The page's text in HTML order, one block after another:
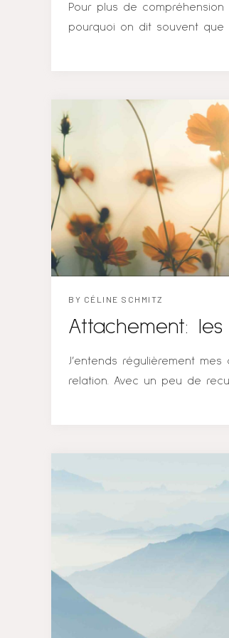
Pour plus de
pourquoi on dit souvent
forcément un attachement
dépend de la répétition !
ses limites, ses propres
dans la balance » c’est la
BY CÉLINE SCHMITZ
Attachement:
J’entends régulièrement
relation. Avec un peu de
gens à distance, du type: «
qui se manifestent toujours